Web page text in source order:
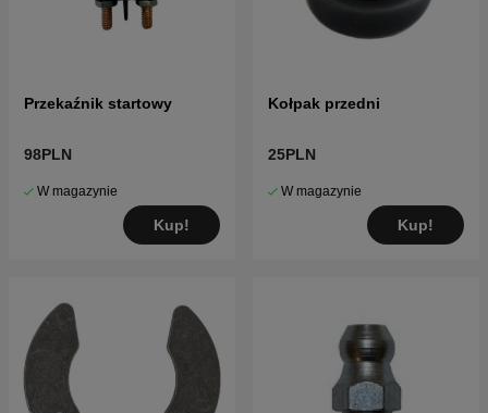
Przekaźnik startowy
98PLN
W magazynie
Kup!
Kołpak przedni
25PLN
W magazynie
Kup!